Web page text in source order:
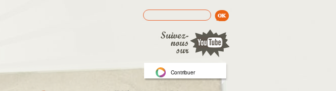
Formulaire de recherche
Rechercher
Contribuer